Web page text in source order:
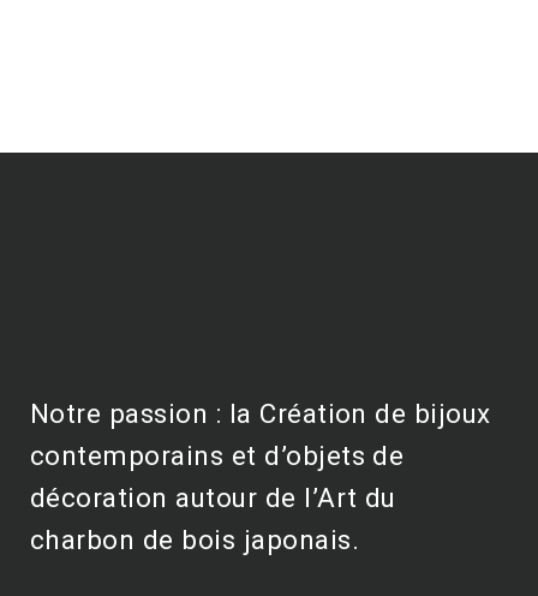
Notre passion : la Création de bijoux
contemporains et d’objets de
décoration autour de l’Art du
charbon de bois japonais.